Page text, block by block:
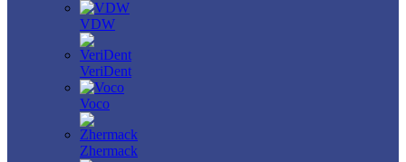
VDW
VeriDent
Voco
Zhermack